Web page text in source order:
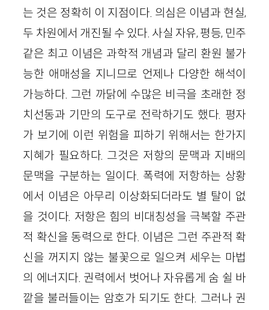
는 것은 정확히 이 지점이다. 의심은 이념과 현실,
두 차원에서 개진될 수 있다. 사실 자유, 평등, 민주
같은 최고 이념은 과학적 개념과 달리 환원 불가
능한 애매성을 지니므로 언제나 다양한 해석이
가능하다. 그런 까닭에 수많은 비극을 초래한 정
치선동과 기만의 도구로 전락하기도 했다. 평자
가 보기에 이런 위험을 피하기 위해서는 한가지
지혜가 필요하다. 그것은 저항의 문맥과 지배의
문맥을 구분하는 일이다. 폭력에 저항하는 상황
에서 이념은 아무리 이상화되더라도 별 탈이 없
을 것이다. 저항은 힘의 비대칭성을 극복할 주관
적 확신을 동력으로 한다. 이념은 그런 주관적 확
신을 꺼지지 않는 불꽃으로 일으켜 세우는 마법
의 에너지다. 권력에서 벗어나 자유롭게 숨 쉴 바
깥을 불러들이는 암호가 되기도 한다. 그러나 권